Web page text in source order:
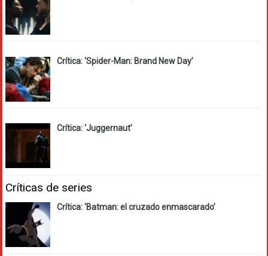
Crítica: ‘Spider-Man: Brand New Day’
Crítica: ‘Juggernaut’
Críticas de series
Crítica: ‘Batman: el cruzado enmascarado’